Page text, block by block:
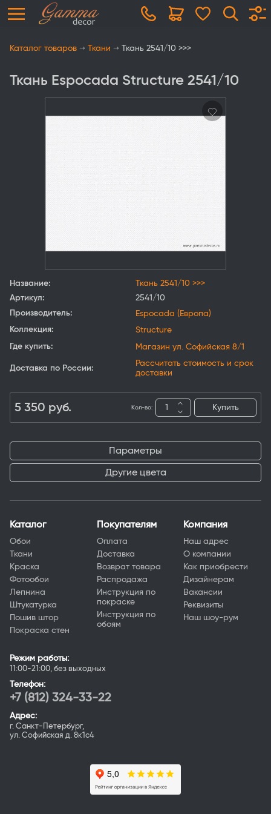
Каталог товаров Ткани Ткань 2541/10 >>>
Ткань Espocada Structure 2541/10
Название:
Ткань 2541/10 >>>
Артикул:
2541/10
Производитель:
Espocada (Европа)
Коллекция:
Structure
Где купить:
Магазин ул. Софийская 8/1
Доставка по России:
Рассчитать стоимость и срок
доставки
5 350 руб. Кол-во: Купить
Параметры
Другие цвета
Каталог
Обои
Ткани
Краска
Фотообои
Лепнина
Штукатурка
Пошив штор
Покраска стен
Покупателям
Оплата
Доставка
Возврат товара
Распродажа
Инструкция по
покраске
Инструкция по
обоям
Компания
Наш адрес
О компании
Как приобрести
Дизайнерам
Вакансии
Реквизиты
Наш шоу-рум
Режим работы:
11:00-21:00, без выходных
Телефон:
+7 (812) 324-33-22
Адрес:
г. Санкт-Петербург,
ул. Софийская д. 8к1с4